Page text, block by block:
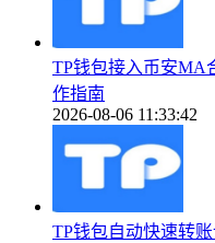
TP钱包接入币安MA
作指南
2026-08-06 11:33:42
TP钱包自动快速转